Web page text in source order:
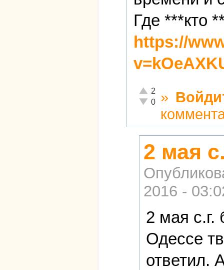
Где ***кто
https://
Отлично!
2
Неадекватно!
0 »
2 мая
2016 -
2 мая с.г.
Одессе
ответил.